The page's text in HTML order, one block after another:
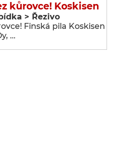
kůrovce! Koskisen
> Řezivo
Finská pila Koskisen
…